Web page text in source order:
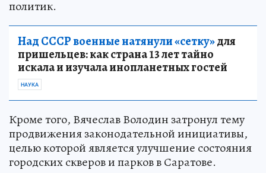
политик.
Над СССР военные натянули «сетку»для
пришельцев: как страна 13 лет тайно
искала и изучала инопланетных гостей
НАУКА
Кроме того, Вячеслав Володин затронул тему
продвижения законодательной инициативы,
целью которой является улучшение состояния
городских скверов и парков в Саратове.